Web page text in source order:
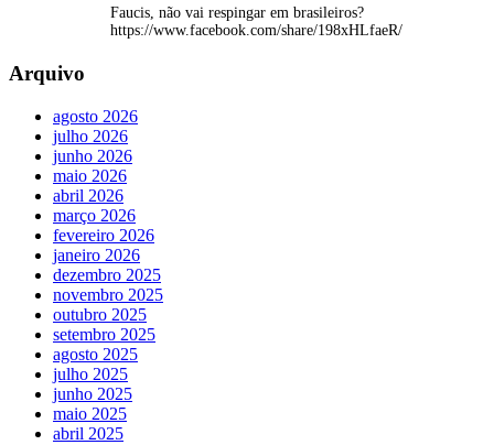
Faucis, não vai respingar em brasileiros?
https://www.facebook.com/share/198xHLfaeR/
Arquivo
agosto 2026
julho 2026
junho 2026
maio 2026
abril 2026
março 2026
fevereiro 2026
janeiro 2026
dezembro 2025
novembro 2025
outubro 2025
setembro 2025
agosto 2025
julho 2025
junho 2025
maio 2025
abril 2025